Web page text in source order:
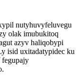
nutyhuvyfeluvegu
olak imubukitoq
azyv haliqobypi
isid uxitadatypidec ku